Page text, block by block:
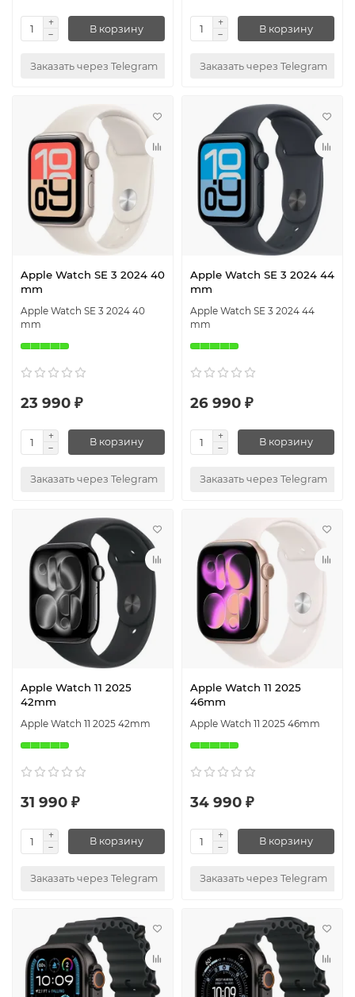
В корзину
Заказать через Telegram
В корзину
Заказать через Telegram
Apple Watch SE 3 2024 40
mm
Apple Watch SE 3 2024 40
mm
23 990 ₽
В корзину
Заказать через Telegram
Apple Watch SE 3 2024 44
mm
Apple Watch SE 3 2024 44
mm
26 990 ₽
В корзину
Заказать через Telegram
Apple Watch 11 2025
42mm
Apple Watch 11 2025 42mm
31 990 ₽
В корзину
Заказать через Telegram
Apple Watch 11 2025
46mm
Apple Watch 11 2025 46mm
34 990 ₽
В корзину
Заказать через Telegram